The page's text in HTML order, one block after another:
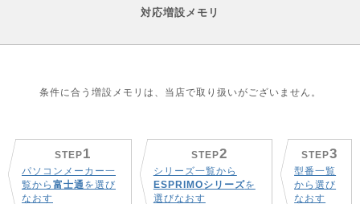
対応増設メモリ
条件に合う増設メモリは、当店で取り扱いがございません。
STEP1
パソコンメーカー一
覧から 富士通 を選び
なおす
STEP2
シリーズ一覧から
ESPRIMOシリーズを
選びなおす
STEP3
型番一覧
から選び
なおす